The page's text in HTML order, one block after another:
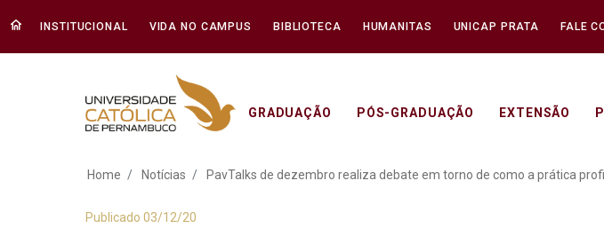
INSTITUCIONAL VIDA NO CAMPUS BIBLIOTECA HUMANITAS UNICAP PRATA FALE
GRADUAÇÃO PÓS-GRADUAÇÃO EXTENSÃO
PavTalks de dezembro realiza
Home Notícias PavTalks de dezembro realiza debate em torno de como a prática
Publicado 03/12/20